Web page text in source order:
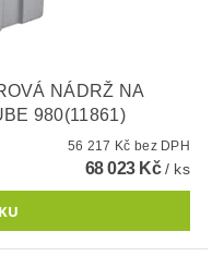
NÁDRŽ NA
980(11861)
56 217 Kč bez DPH
68 023 Kč/ ks